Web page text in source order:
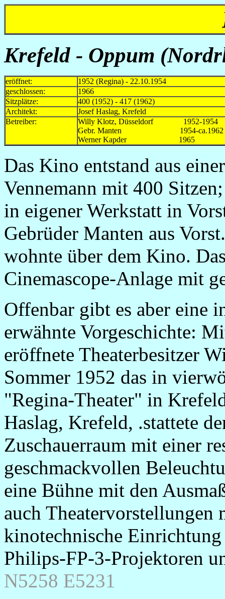
Krefeld - Oppum
eröffnet:
1952 (Regina) - 22.10.1954
geschlossen:
1966
Sitzplätze:
400 (1952) - 417 (1962)
Architekt:
Josef Haslag, Krefeld
Betreiber:
Willy Klotz, Düsseldorf 1952-1954
Gebr. Manten 1954-ca.1962
Werner Kapder 1965
Das Kino entstand aus
Vennemann mit 400
in eigener Werkstatt in
Gebrüder Manten aus
wohnte über dem Kino.
Cinemascope-Anlage mit
Offenbar gibt es aber eine
erwähnte Vorgeschichte:
eröffnete Theaterbesitzer
Sommer 1952 das in
"Regina-Theater" in
Haslag, Krefeld, .stattete
Zuschauerraum mit einer
geschmackvollen
eine Bühne mit den
auch
kinotechnische Einrichtung
Philips-FP-3-Projektoren
N5258 E5231